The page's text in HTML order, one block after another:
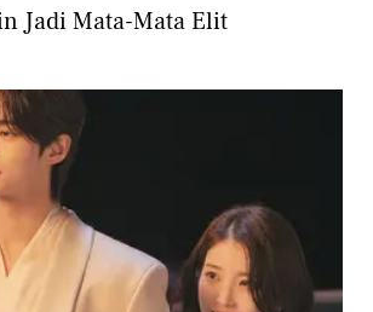
Jadi Mata-Mata Elit